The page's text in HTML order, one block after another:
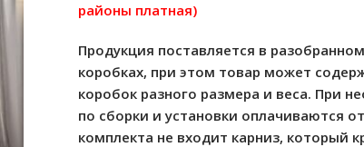
районы платная)
Продукция поставляется в
коробках, при этом товар может
коробок разного размера и веса. При
по сборки и установки оплачиваются
комплекта не входит карниз, который